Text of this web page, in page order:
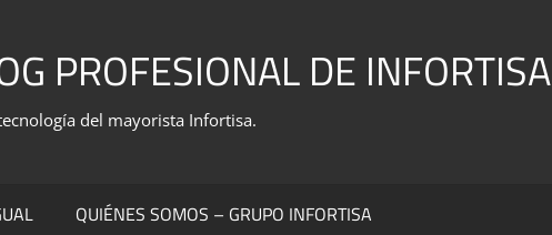
PROFESIONAL DE INFORTISA
del mayorista Infortisa.
QUIÉNES SOMOS – GRUPO INFORTISA